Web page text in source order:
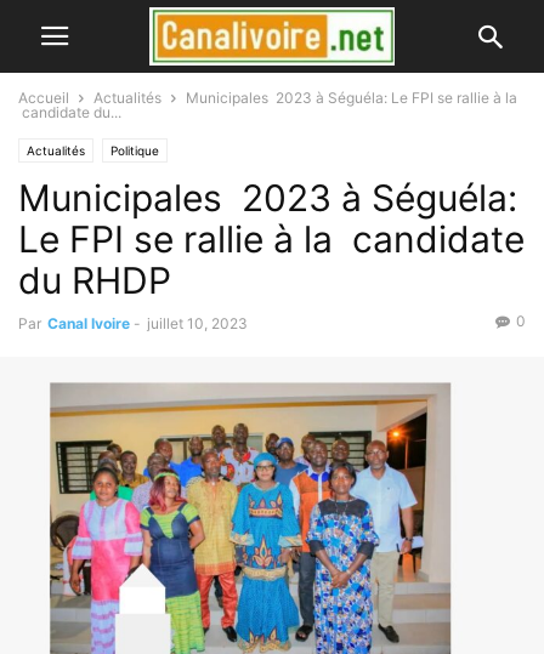
Accueil Actualités
Municipales 2023 à Séguéla: Le FPI se rallie à la
candidate du...
Actualités Politique
Municipales 2023 à Séguéla:
Le FPI se rallie à la candidate
du RHDP
Par Canal Ivoire - juillet 10, 2023 0